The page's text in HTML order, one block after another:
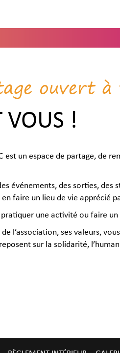
ouvert à
VOUS !
un espace de partage, de
événements, des sorties, des
faire un lieu de vie apprécié
pratiquer une activité ou faire un
l’association, ses valeurs,
sur la solidarité,